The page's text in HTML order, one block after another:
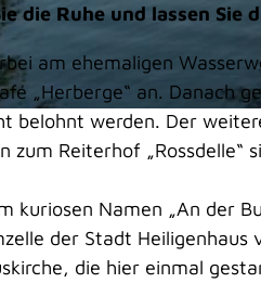
die Ruhe und lassen Sie
am ehemaligen
„Herberge“ an. Danach
belohnt werden. Der
zum Reiterhof „Rossdelle“
kuriosen Namen „An der
der Stadt
die hier einmal